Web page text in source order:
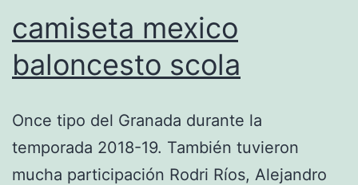
camiseta mexico
baloncesto scola
Once tipo del Granada durante la
temporada 2018-19. También tuvieron
mucha participación Rodri Ríos, Alejandro